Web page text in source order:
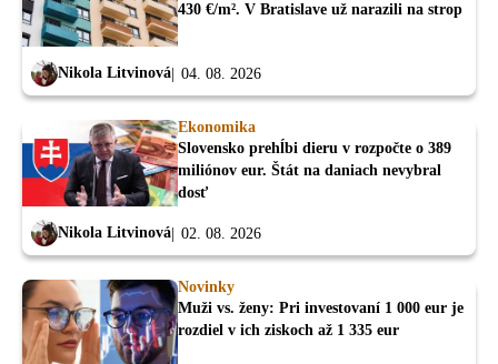
430 €/m². V Bratislave už narazili na strop
Nikola Litvinová 04. 08. 2026
Ekonomika
Slovensko prehĺbi dieru v rozpočte o 389
miliónov eur. Štát na daniach nevybral
dosť
Nikola Litvinová 02. 08. 2026
Novinky
Muži vs. ženy: Pri investovaní 1 000 eur je
rozdiel v ich ziskoch až 1 335 eur